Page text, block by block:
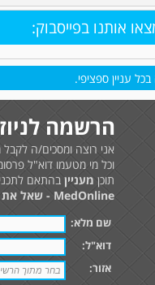
אותנו בפייסבוק:
עניין ספציפי.
הרשמה
אני רוצה ומסכים/ה
וכל מי מטעמו דוא"ל
תוכן מענייןבהתאם
MedOnline - שאל את הרופא
שם מלא:
דוא"ל:
אזור: